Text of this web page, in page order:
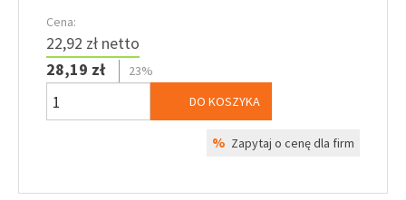
Cena:
22,92 zł netto
28,19 zł
23%
DO KOSZYKA
% Zapytaj o cenę dla firm